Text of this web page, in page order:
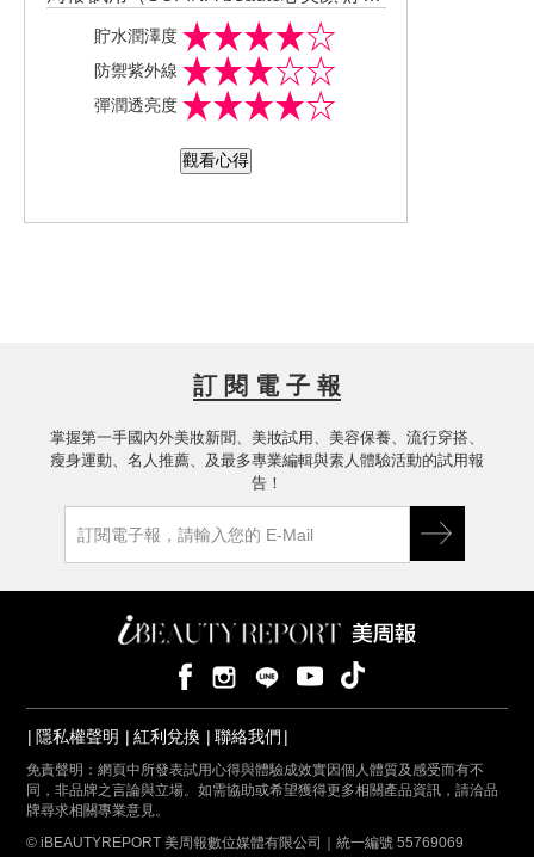
三件組（保濕日間防禦乳升級版 清爽型
正貨+保濕滲透露升級版 清爽型 30ml+
保濕滲透乳升級版 清爽型 ）對混合肌使
用起來一點沒黏膩感也很很清爽，質地
直又高...真的很值得推薦給大家
貯水潤澤度
防禦紫外線
彈潤透亮度
觀看心得
訂 閱 電 子 報
掌握第一手國內外美妝新聞、美妝試用、美容保養、流行穿搭、
瘦身運動、名人推薦、及最多專業編輯與素人體驗活動的試用報
告！
隱私權聲明 紅利兌換 聯絡我們
免責聲明：網頁中所發表試用心得與體驗成效實因個人體質及感受而有不
同，非品牌之言論與立場。如需協助或希望獲得更多相關產品資訊，請洽品
牌尋求相關專業意見。
© iBEAUTYREPORT 美周報數位媒體有限公司｜統一編號 55769069